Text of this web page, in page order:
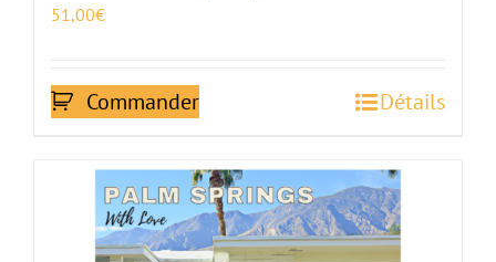
51,00€
Commander Détails